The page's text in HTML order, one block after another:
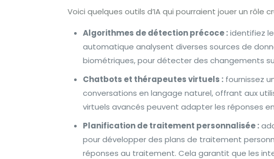
Voici quelques outils d’IA qui pourraient jouer un rôle
Algorithmes de détection précoce :identifiez
automatique analysent diverses sources de
biométriques, pour détecter des changements
Chatbots et thérapeutes virtuels : fournissez
conversations en langage naturel, offrant aux
virtuels avancés peuvent adapter les réponses
Planification de traitement personnalisée :
pour développer des plans de traitement
réponses au traitement. Cela garantit que les